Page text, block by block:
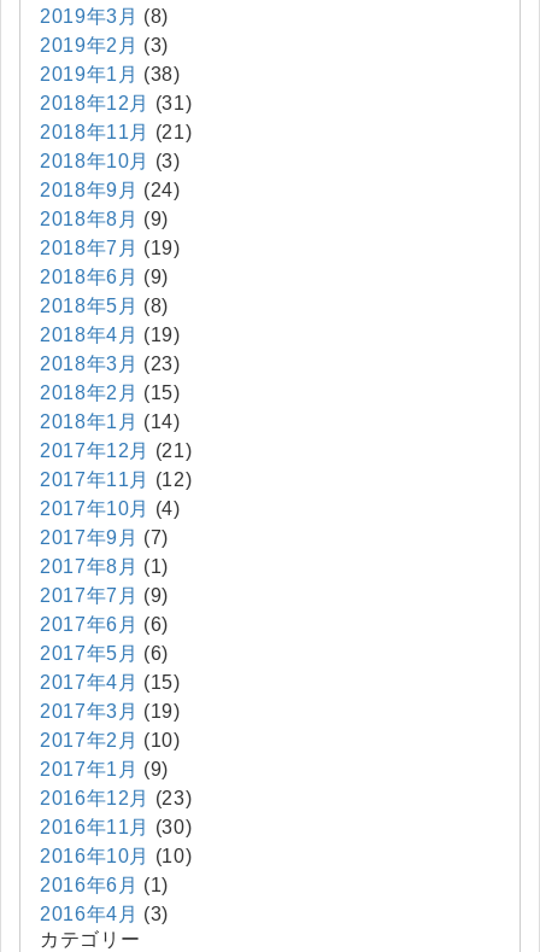
2019年3月 (8)
2019年2月 (3)
2019年1月 (38)
2018年12月
(31)
2018年11月
(21)
2018年10月
(3)
2018年9月 (24)
2018年8月 (9)
2018年7月 (19)
2018年6月 (9)
2018年5月 (8)
2018年4月 (19)
2018年3月 (23)
2018年2月 (15)
2018年1月 (14)
2017年12月
(21)
2017年11月
(12)
2017年10月
(4)
2017年9月 (7)
2017年8月 (1)
2017年7月 (9)
2017年6月 (6)
2017年5月 (6)
2017年4月 (15)
2017年3月 (19)
2017年2月 (10)
2017年1月 (9)
2016年12月
(23)
2016年11月
(30)
2016年10月
(10)
2016年6月 (1)
2016年4月 (3)
カテゴリー